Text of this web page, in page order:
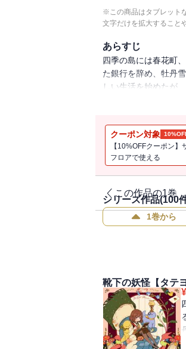
※この商品はタブレット
文字だけを拡大すること
あらすじ
四季の島には春花町
た銀行を辞め、牡丹
しい生活を始めたが
い出して、本で「靴
クーポン対象
【10%OFFクーポン
フロアで使える
この作品の1巻
シリーズ作品(100
1巻から
靴下の妖怪【タテ
¥